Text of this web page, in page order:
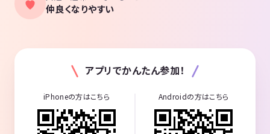
仲良くなりやすい
アプリでかんたん参加！
iPhoneの方はこちら Androidの方はこちら